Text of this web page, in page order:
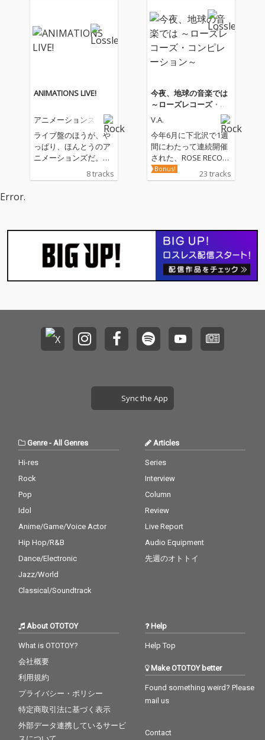
ANIMATIONS LIVE!
アニメーションズ
ライブ盤のほうが、や
っぱり、ほんとうのア
ニメーションズだ。笑
って叫んで歌って暴れ
てお客を嘲笑しお客に
度はとってもふてぶて
しくて、しょっぱなか
らお客に帰れ帰れなど
と失礼で最高だ。上田
んのビートはやけっぱ
ちの兄ちゃんたちをお
かあさんのようにやさ
ドキしすぎるので、編
集段階でぼくの独断で
カットしました。
8 tracks
今夜、地球の音楽では
～ローズレコーズ・コ
ンピレーション～
V.A.
今年6月に下北沢で1週
間にわたって連続開催
された、ROSE RECOR
DS設立10周年の記念イ
ヴェント「ローズレコ
バムをリリースしてき
たランタンパレードや
奇妙礼太郎率いるアニ
メーションズ、さらに
はMOROHAやHi,how a
てきた全23組が夜な夜
なライヴを繰り広げま
した。本作は、このイ
イベント初日から最終
日までの出演順と全く
間の熱演を2枚のディ
スクに収めました。
Bonus! 23 tracks
Error.
Sync the App
Genre- All Genres
Hi-res
Rock
Pop
Idol
Anime/Game/Voice Actor
Hip Hop/R&B
Dance/Electronic
Jazz/World
Classical/Soundtrack
Articles
Series
Interview
Column
Review
Live Report
Audio Equipment
先週のオトトイ
About OTOTOY
What is OTOTOY?
会社概要
利用規約
プライバシー・ポリシー
特定商取引法に基づく表示
外部データ連携しているサービ
Help
Help Top
Make OTOTOY better
Found something weird? Please
mail us
Contact